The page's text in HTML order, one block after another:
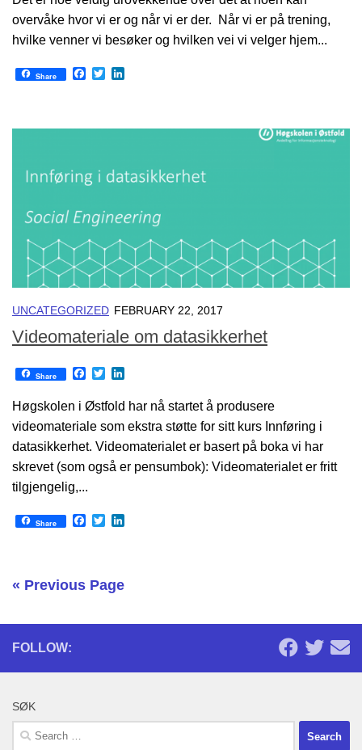
overvåke hvor vi er og når vi er der. Når vi er på trening,
hvilke venner vi besøker og hvilken vei vi velger hjem...
Share Facebook
Twitter
UNCATEGORIZED FEBRUARY 22, 2017
Videomateriale om datasikkerhet
Share Facebook
Twitter
Høgskolen i Østfold har nå startet å produsere
videomateriale som ekstra støtte for sitt kurs Innføring i
datasikkerhet. Videomaterialet er basert på boka vi har
skrevet (som også er pensumbok): Videomaterialet er fritt
tilgjengelig,...
Share Facebook
Twitter
« Previous Page
FOLLOW:
SØK
Search